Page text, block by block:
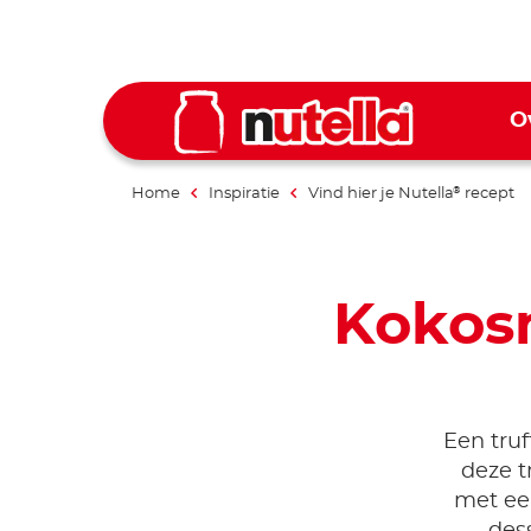
Home Inspiratie Vind hier je Nutella® recept
Een
deze
met